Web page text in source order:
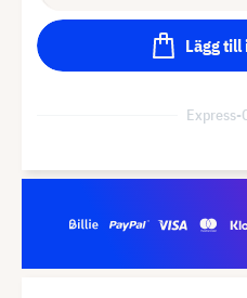
Lägg till
Express-